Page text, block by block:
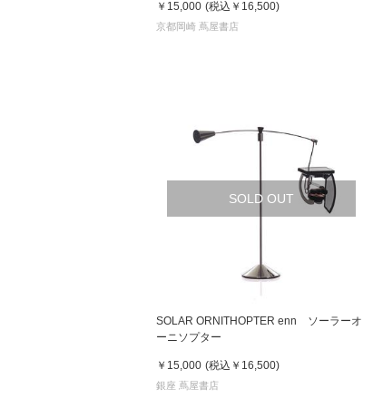
￥15,000 (税込 ￥16,500)
京都岡崎 蔦屋書店
SOLD OUT
SOLAR ORNITHOPTER enn ソーラーオ
ーニソプター
￥15,000 (税込 ￥16,500)
銀座 蔦屋書店